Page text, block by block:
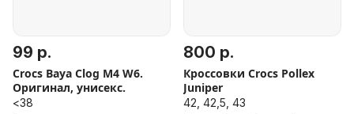
99 р.
Crocs Baya Clog M4 W6.
Оригинал, унисекс.
<38
800 р.
Кроссовки Crocs Pollex
Juniper
42, 42,5, 43